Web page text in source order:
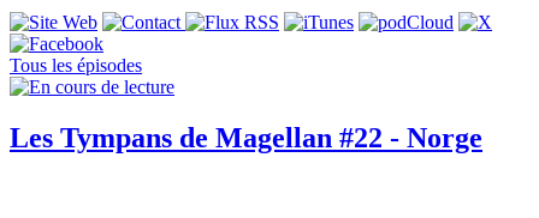
Tous les épisodes
Les Tympans de Magellan #22 - Norge